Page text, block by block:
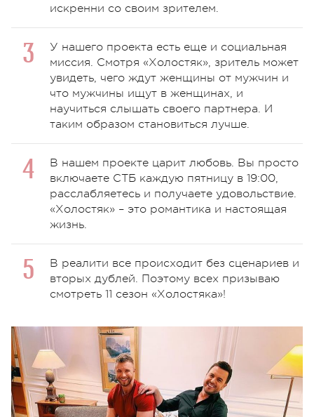
искренни со своим зрителем.
У нашего проекта есть еще и социальная
миссия. Смотря «Холостяк», зритель может
увидеть, чего ждут женщины от мужчин и
что мужчины ищут в женщинах, и
научиться слышать своего партнера. И
таким образом становиться лучше.
В нашем проекте царит любовь. Вы просто
включаете СТБ каждую пятницу в 19:00,
расслабляетесь и получаете удовольствие.
«Холостяк» – это романтика и настоящая
жизнь.
В реалити все происходит без сценариев и
вторых дублей. Поэтому всех призываю
смотреть 11 сезон «Холостяка»!